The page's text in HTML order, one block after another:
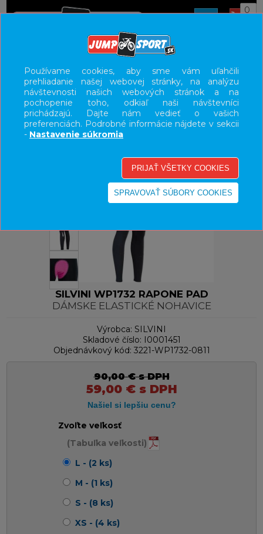
0
UŽÍVATEĽSKÝ PANEL
KATEGÓRIE
HLAVNÉ MENU
-34%
SILVINI WP1732 RAPONE PAD
DÁMSKE ELASTICKÉ NOHAVICE
Výrobca: SILVINI
Skladové číslo:
I0001451
Objednávkový kód: 3221-WP1732-0811
90,00 €s DPH
59,00 €s DPH
Zvoľte veľkosť
(Tabuľka veľkosti)
L - (2 ks)
M - (1 ks)
S - (8 ks)
XS - (4 ks)
Používame cookies, aby sme vám uľahčili
prehliadanie našej webovej stránky, na analýzu
návštevnosti našich webových stránok a na
pochopenie toho, odkiaľ naši návštevníci
prichádzajú. Dajte nám vedieť o vašich
preferenciách. Podrobné informácie nájdete v sekcii
- Nastavenie súkromia